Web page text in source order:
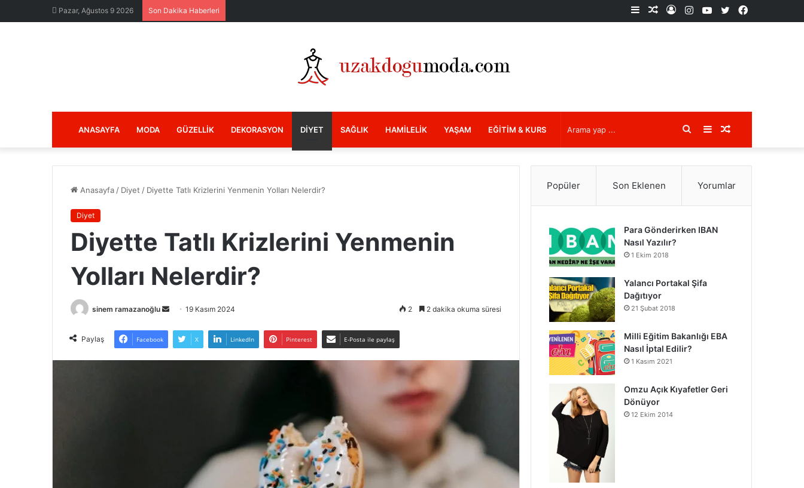
Pazar, Ağustos 9 2026 Son Dakika Haberleri Facebook
X
YouTube
Instagram
Kayıt
Rastgele
Kenar
ANASAYFA MODA GÜZELLIK DEKORASYON DIYET SAĞLIK HAMILELIK YAŞAM EĞITIM & KURS Rastgele
Makale
Kenar
Bölmesi
Arama
yap
Anasayfa / Diyet / Diyette Tatlı Krizlerini Yenmenin Yolları Nelerdir?
Diyet
Diyette Tatlı Krizlerini Yenmenin
Yolları Nelerdir?
sinem ramazanoğlu
Bir
posta
19 Kasım 2024 2 2 dakika okuma süresi
Paylaş Facebook X LinkedIn Pinterest E-Posta ile paylaş
Popüler Son Eklenen Yorumlar
Para Gönderirken IBAN
Nasıl Yazılır?
1 Ekim 2018
Yalancı Portakal Şifa
Dağıtıyor
21 Şubat 2018
Milli Eğitim Bakanlığı EBA
Nasıl İptal Edilir?
1 Kasım 2021
Omzu Açık Kıyafetler Geri
Dönüyor
12 Ekim 2014